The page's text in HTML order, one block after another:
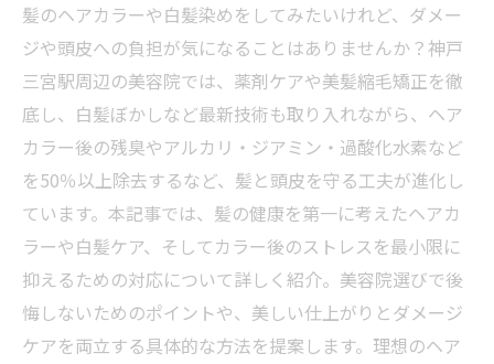
髪のヘアカラーや白髪染めをしてみたいけれど、ダメー
ジや頭皮への負担が気になることはありませんか？神戸
三宮駅周辺の美容院では、薬剤ケアや美髪縮毛矯正を徹
底し、白髪ぼかしなど最新技術も取り入れながら、ヘア
カラー後の残臭やアルカリ・ジアミン・過酸化水素など
を50％以上除去するなど、髪と頭皮を守る工夫が進化し
ています。本記事では、髪の健康を第一に考えたヘアカ
ラーや白髪ケア、そしてカラー後のストレスを最小限に
抑えるための対応について詳しく紹介。美容院選びで後
悔しないためのポイントや、美しい仕上がりとダメージ
ケアを両立する具体的な方法を提案します。理想のヘア